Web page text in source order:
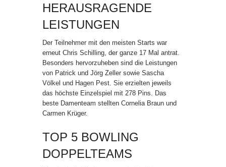
HERAUSRAGENDE
LEISTUNGEN
Der Teilnehmer mit den meisten Starts war
erneut Chris Schilling, der ganze 17 Mal antrat.
Besonders hervorzuheben sind die Leistungen
von Patrick und Jörg Zeller sowie Sascha
Völkel und Hagen Pest. Sie erzielten jeweils
das höchste Einzelspiel mit 278 Pins. Das
beste Damenteam stellten Cornelia Braun und
Carmen Krüger.
TOP 5 BOWLING
DOPPELTEAMS